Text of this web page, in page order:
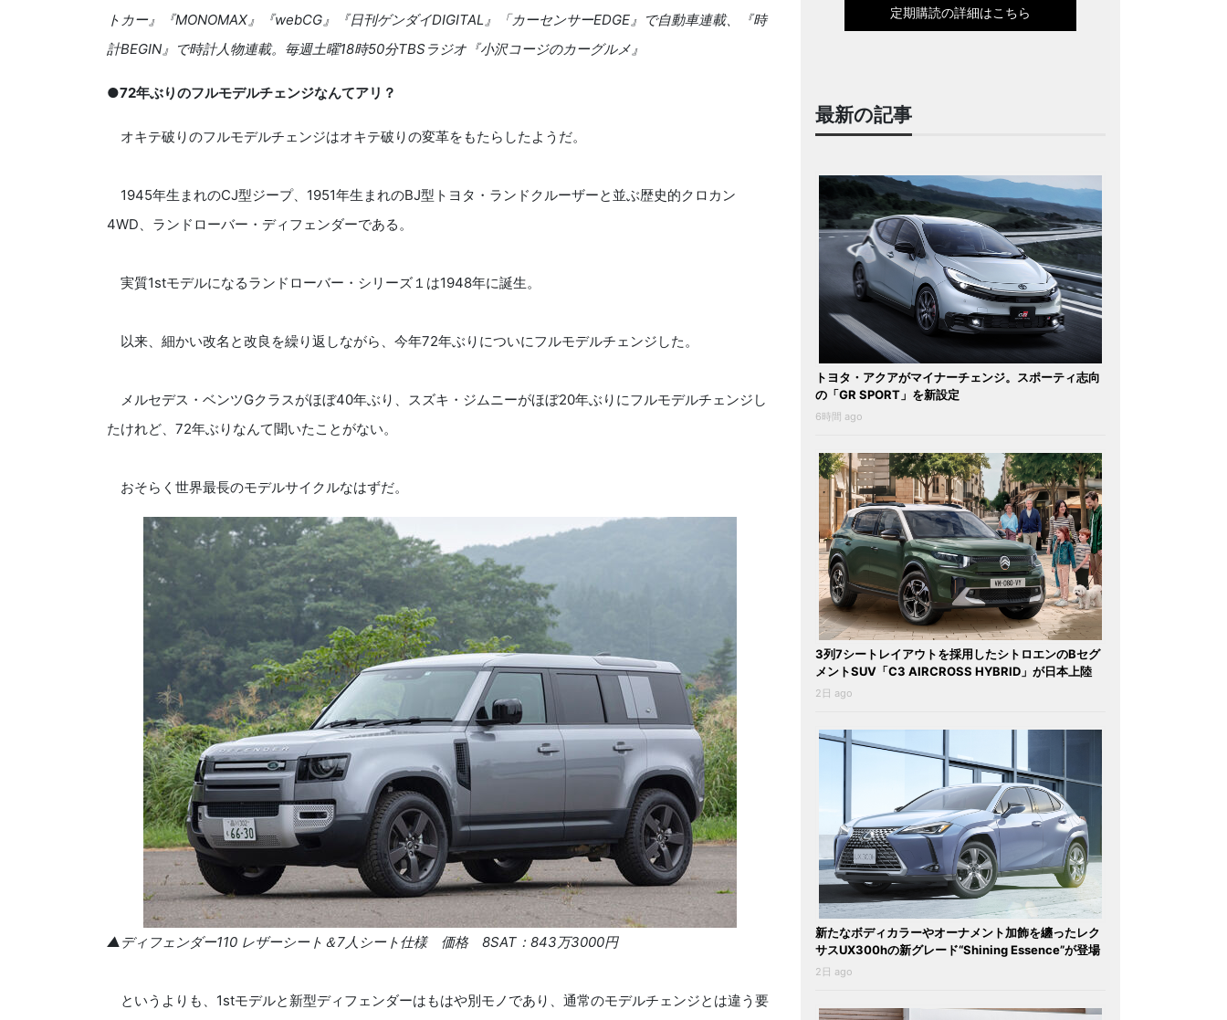
トカー』『MONOMAX』『webCG』『日刊ゲンダイDIGITAL』「カーセンサーEDGE』で自動車連載、『時
計BEGIN』で時計人物連載。毎週土曜18時50分TBSラジオ『小沢コージのカーグルメ』
●72年ぶりのフルモデルチェンジなんてアリ？
オキテ破りのフルモデルチェンジはオキテ破りの変革をもたらしたようだ。
1945年生まれのCJ型ジープ、1951年生まれのBJ型トヨタ・ランドクルーザーと並ぶ歴史的クロカン
4WD、ランドローバー・ディフェンダーである。
実質1stモデルになるランドローバー・シリーズ１は1948年に誕生。
以来、細かい改名と改良を繰り返しながら、今年72年ぶりについにフルモデルチェンジした。
メルセデス・ベンツGクラスがほぼ40年ぶり、スズキ・ジムニーがほぼ20年ぶりにフルモデルチェンジし
たけれど、72年ぶりなんて聞いたことがない。
おそらく世界最長のモデルサイクルなはずだ。
▲ディフェンダー110 レザーシート＆7人シート仕様 価格 8SAT：843万3000円
というよりも、1stモデルと新型ディフェンダーはもはや別モノであり、通常のモデルチェンジとは違う要
定期購読の詳細はこちら
最新の記事
トヨタ・アクアがマイナーチェンジ。スポーティ志向
の「GR SPORT」を新設定
6時間 ago
3列7シートレイアウトを採用したシトロエンのBセグ
メントSUV「C3 AIRCROSS HYBRID」が日本上陸
2日 ago
新たなボディカラーやオーナメント加飾を纏ったレク
サスUX300hの新グレード“Shining Essence”が登場
2日 ago